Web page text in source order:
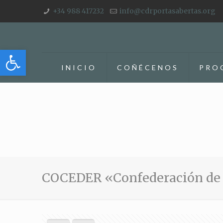
Abrir barra de herramientas
+34 988 417232 info@cdrportasabertas.org
INICIO COÑÉCENOS
COCEDER «Confederación